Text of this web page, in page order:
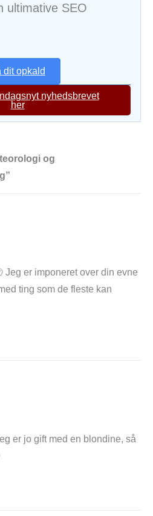
ultimative SEO
dit opkald
nyhedsbrevet
her
og
er imponeret over din evne
ting som de fleste kan
er jo gift med en blondine, så